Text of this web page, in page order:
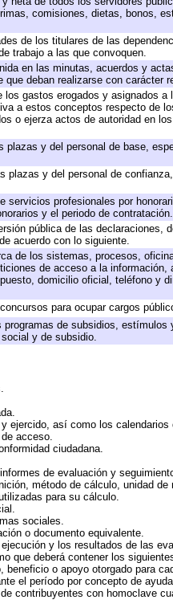
comisiones, dietas, bonos,
de los titulares de las
trabajo a las que convoquen.
en las minutas, acuerdos y
que deban realizarse con carácter
los gastos erogados y asignados
a estos conceptos respecto de
o ejerza actos de autoridad en
plazas y del personal de base,
plazas y del personal de
servicios profesionales por
y el periodo de contratación.
pública de las
acuerdo con lo siguiente.
de los sistemas, procesos,
de acceso a la
domicilio oficial, teléfono y
para ocupar cargos
de subsidios,
y de subsidio.
ejercido, así como los
acceso.
ciudadana.
de evaluación y
método de cálculo, unidad
para su cálculo.
sociales.
o documento equivalente.
y los resultados de las
que deberá contener los
beneficio o apoyo otorgado para
el período por concepto de
contribuyentes con homoclave